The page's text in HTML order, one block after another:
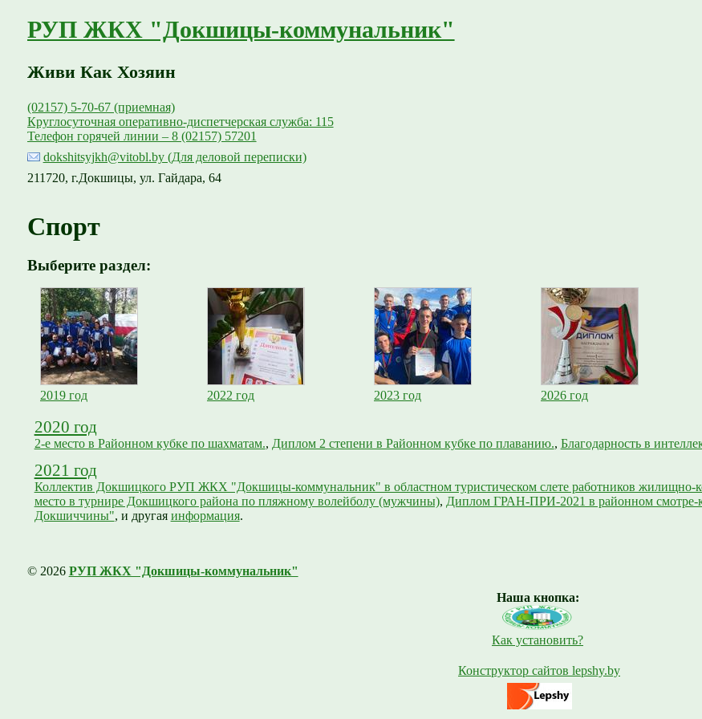
РУП ЖКХ "Докшицы-коммунальник"
Живи Как Хозяин
(02157) 5-70-67 (приемная)
Круглосуточная оперативно-диспетчерская служба: 115
Телефон горячей линии – 8 (02157) 57201
dokshitsyjkh@vitobl.by (Для деловой переписки)
211720, г.Докшицы, ул. Гайдара, 64
Спорт
Выберите раздел:
2019 год 2022 год 2023 год 2026 год
2020 год
2-е место в Районном кубке по шахматам., Диплом 2 степени в Районном кубке по плаванию., Благодарность в
2021 год
Коллектив Докшицкого РУП ЖКХ "Докшицы-коммунальник" в областном туристическом слете работников жилищно-
место в турнире Докшицкого района по пляжному волейболу (мужчины), Диплом ГРАН-ПРИ-2021 в районном смотре-
Докшиччины", и другая информация.
© 2026 РУП ЖКХ "Докшицы-коммунальник"
Наша кнопка:
Как установить?
Конструктор сайтов lepshy.by